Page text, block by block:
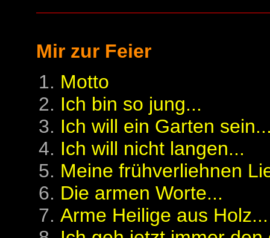
Mir zur Feier
Motto
Ich bin so jung...
Ich will ein Garten
Ich will nicht langen...
Meine frühverliehnen
Die armen Worte...
Arme Heilige aus Holz...